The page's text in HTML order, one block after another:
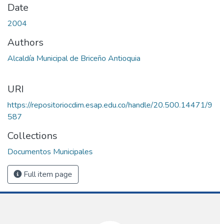
Date
2004
Authors
Alcaldía Municipal de Briceño Antioquia
URI
https://repositoriocdim.esap.edu.co/handle/20.500.14471/9
587
Collections
Documentos Municipales
Full item page